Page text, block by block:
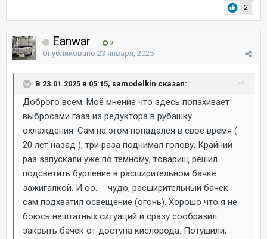
2
Eanwar 2
Опубликовано 23 января, 2025
В 23.01.2025 в 05:15, samodelkin сказал:
Доброго всем. Моё мнение что здесь попахивает
выбросами газа из редуктора в рубашку
охлаждения. Сам на этом попадался в свое время (
20 лет назад ), три раза поднимал голову. Крайний
раз запускали уже по тёмному, товарищ решил
подсветить бурление в расширительном бачке
зажигалкой. И оо... чудо, расширительный бачек
сам подхватил освещение (огонь). Хорошо что я не
боюсь нештатных ситуаций и сразу сообразил
закрыть бачек от доступа кислорода. Потушили,